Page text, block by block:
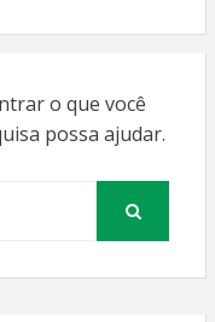
o que você
possa ajudar.